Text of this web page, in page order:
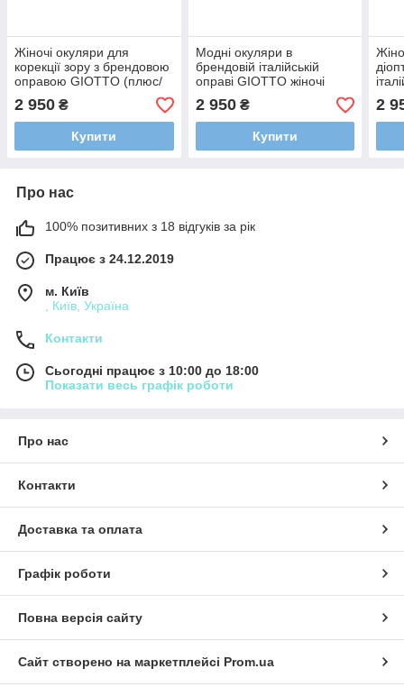
Жіночі окуляри для
корекції зору з брендовою
оправою GIOTTO (плюс/
мінус/сфера/астигматика)
2 950 ₴
Купити
Модні окуляри в
брендовій італійській
оправі GIOTTO жіночі
астигматика)
2 950₴
Купити
2
Про нас
100% позитивних з 18 відгуків за рік
Працює з 24.12.2019
м. Київ
, Київ, Україна
Контакти
Сьогодні працює з 10:00 до 18:00
Показати весь графік роботи
Про нас
Контакти
Доставка та оплата
Графік роботи
Повна версія сайту
Сайт створено на маркетплейсі Prom.ua